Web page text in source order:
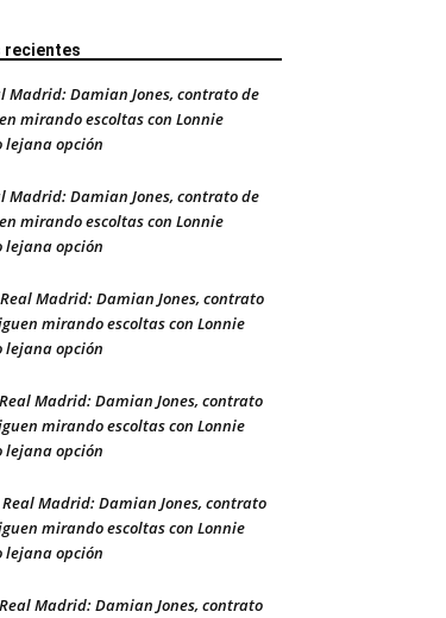
recientes
Madrid: Damian Jones, contrato de
mirando escoltas con Lonnie
lejana opción
Madrid: Damian Jones, contrato de
mirando escoltas con Lonnie
lejana opción
Real Madrid: Damian Jones, contrato
mirando escoltas con Lonnie
lejana opción
Real Madrid: Damian Jones, contrato
mirando escoltas con Lonnie
lejana opción
Real Madrid: Damian Jones, contrato
mirando escoltas con Lonnie
lejana opción
Real Madrid: Damian Jones, contrato